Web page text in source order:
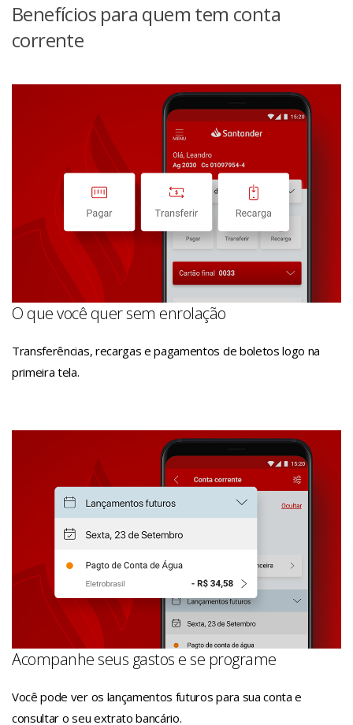
Benefícios para quem tem conta
corrente
O que você quer sem enrolação
Transferências, recargas e pagamentos de boletos logo na
primeira tela.
Acompanhe seus gastos e se programe
Você pode ver os lançamentos futuros para sua conta e
consultar o seu extrato bancário.